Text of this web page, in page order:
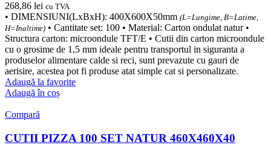
268,86 lei cu TVA
• DIMENSIUNI(LxBxH): 400X600X50mm (L=Lungime, B=Latime,
H=Inaltime) • Cantitate set: 100 • Material: Carton ondulat natur •
Structura carton: microondule TFT/E • Cutii din carton microondule
cu o grosime de 1,5 mm ideale pentru transportul in siguranta a
produselor alimentare calde si reci, sunt prevazute cu gauri de
aerisire, acestea pot fi produse atat simple cat si personalizate.
Adaugă la favorite
Adaugă în coș
Compară
CUTII PIZZA 100 SET NATUR 460X460X40